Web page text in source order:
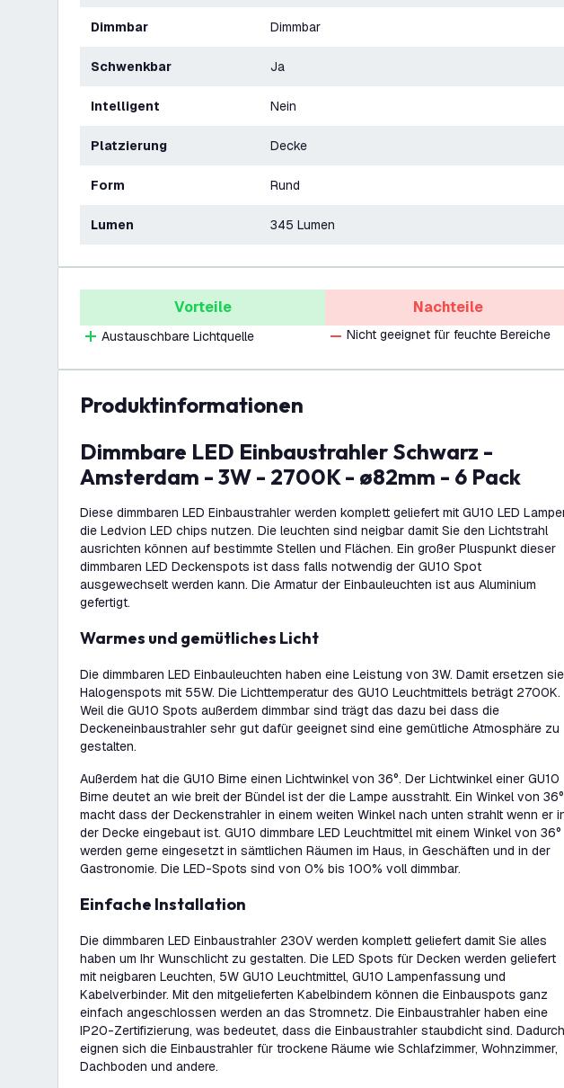
Dimmbar Dimmbar
Schwenkbar Ja
Intelligent Nein
Platzierung Decke
Form Rund
Lumen 345 Lumen
Vorteile
Austauschbare Lichtquelle
Nachteile
Nicht geeignet für feuchte Bereiche
Produktinformationen
Dimmbare LED Einbaustrahler Schwarz -
Amsterdam - 3W - 2700K - ø82mm - 6 Pack
Diese dimmbaren LED Einbaustrahler werden komplett geliefert mit GU10 LED
die Ledvion LED chips nutzen. Die leuchten sind neigbar damit Sie den Lichtstrahl
ausrichten können auf bestimmte Stellen und Flächen. Ein großer Pluspunkt dieser
dimmbaren LED Deckenspots ist dass falls notwendig der GU10 Spot
ausgewechselt werden kann. Die Armatur der Einbauleuchten ist aus Aluminium
gefertigt.
Warmes und gemütliches Licht
Die dimmbaren LED Einbauleuchten haben eine Leistung von 3W. Damit ersetzen sie
Halogenspots mit 55W. Die Lichttemperatur des GU10 Leuchtmittels beträgt 2700K.
Weil die GU10 Spots außerdem dimmbar sind trägt das dazu bei dass die
Deckeneinbaustrahler sehr gut dafür geeignet sind eine gemütliche Atmosphäre zu
gestalten.
Außerdem hat die GU10 Birne einen Lichtwinkel von 36°. Der Lichtwinkel einer GU10
Birne deutet an wie breit der Bündel ist der die Lampe ausstrahlt. Ein Winkel von 36°
macht dass der Deckenstrahler in einem weiten Winkel nach unten strahlt wenn er
der Decke eingebaut ist. GU10 dimmbare LED Leuchtmittel mit einem Winkel von 36°
werden gerne eingesetzt in sämtlichen Räumen im Haus, in Geschäften und in der
Gastronomie. Die LED-Spots sind von 0% bis 100% voll dimmbar.
Einfache Installation
Die dimmbaren LED Einbaustrahler 230V werden komplett geliefert damit Sie alles
haben um Ihr Wunschlicht zu gestalten. Die LED Spots für Decken werden geliefert
mit neigbaren Leuchten, 5W GU10 Leuchtmittel, GU10 Lampenfassung und
Kabelverbinder. Mit den mitgelieferten Kabelbindern können die Einbauspots ganz
einfach angeschlossen werden an das Stromnetz. Die Einbaustrahler haben eine
IP20-Zertifizierung, was bedeutet, dass die Einbaustrahler staubdicht sind. Dadurch
eignen sich die Einbaustrahler für trockene Räume wie Schlafzimmer, Wohnzimmer,
Dachboden und andere.